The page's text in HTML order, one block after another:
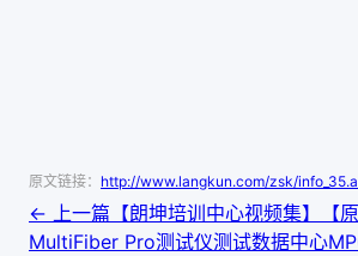
原文链接： http://www.langkun.com/zsk/
← 上一篇 【朗坤培训中心视频集】【
MultiFiber Pro测试仪测试数据中心